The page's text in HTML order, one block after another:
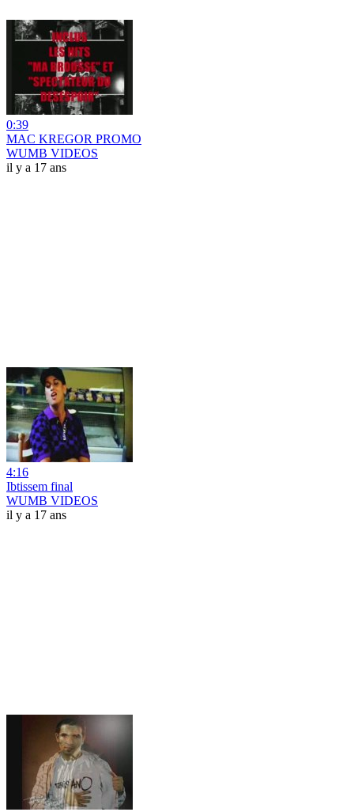
0:39
MAC KREGOR PROMO
WUMB VIDEOS
il y a 17 ans
4:16
Ibtissem final
WUMB VIDEOS
il y a 17 ans